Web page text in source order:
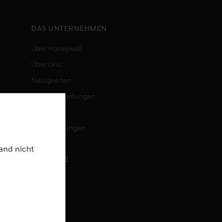
DAS UNTERNEHMEN
Über Honeywell
Über Uns
Neuigkeiten
Pressemitteilungen
Veranstaltungen
KARRIERE
nicht